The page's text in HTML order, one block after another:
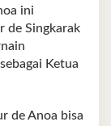
ini
de Singkarak
Ketua
de Anoa bisa